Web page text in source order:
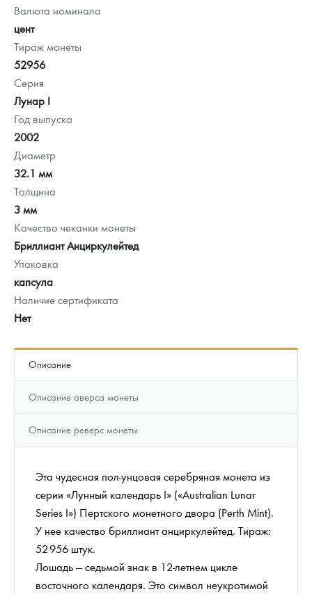
Валюта номинала
цент
Тираж монеты
52956
Серия
Лунар I
Год выпуска
2002
Диаметр
32.1 мм
Толщина
3 мм
Качество чеканки монеты
Бриллиант Анциркулейтед
Упаковка
капсула
Наличие сертификата
Нет
Описание
Описание аверса монеты
Описание реверс монеты
Эта чудесная пол-унцовая серебряная монета из
серии «Лунный календарь I» («Australian Lunar
Series I») Пертского монетного двора (Perth Mint).
У нее качество бриллиант анциркулейтед. Тираж:
52 956 штук.
Лошадь — седьмой знак в 12-летнем цикле
восточного календаря. Это символ неукротимой